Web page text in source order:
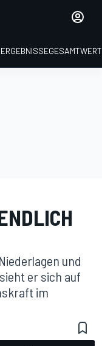
ERGEBNISSE
und
er sich auf
im